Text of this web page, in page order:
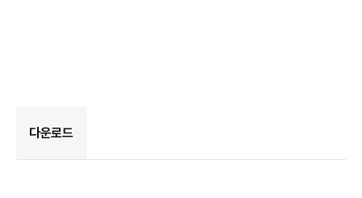
다운로드